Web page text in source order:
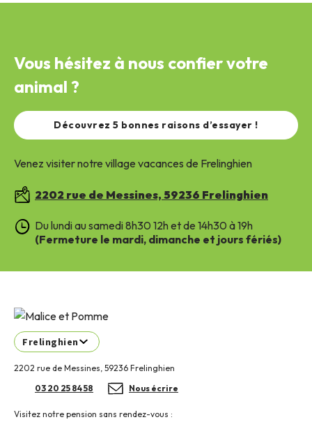
Vous hésitez à nous confier votre
animal ?
Découvrez 5 bonnes raisons d’essayer !
Venez visiter notre village vacances de Frelinghien
2202 rue de Messines, 59236 Frelinghien
Du lundi au samedi 8h30 12h et de 14h30 à 19h
(Fermeture le mardi, dimanche et jours fériés)
Frelinghien
2202 rue de Messines, 59236 Frelinghien
03 20 25 84 58
Nous écrire
Visitez notre pension sans rendez-vous :